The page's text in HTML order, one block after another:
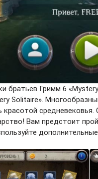
братьев Гримм 6
Solitaire».
средневековья.
Вам предстоит